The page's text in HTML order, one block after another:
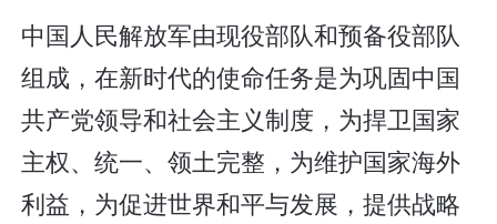
中国人民解放军由现役部队和预备役部队
组成，在新时代的使命任务是为巩固中国
共产党领导和社会主义制度，为捍卫国家
主权、统一、领土完整，为维护国家海外
利益，为促进世界和平与发展，提供战略